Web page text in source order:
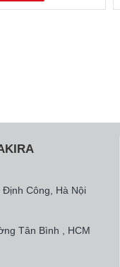
Công, Hà Nội
Tân Bình , HCM